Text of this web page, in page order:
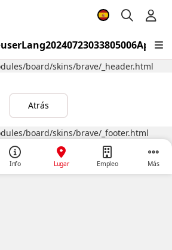
board/skins/brave/_header.html
Atrás
board/skins/brave/_footer.html
Info Lugar Empleo Más